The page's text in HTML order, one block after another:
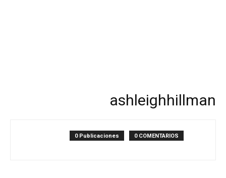
ashleighhillman
0 Publicaciones 0 COMENTARIOS